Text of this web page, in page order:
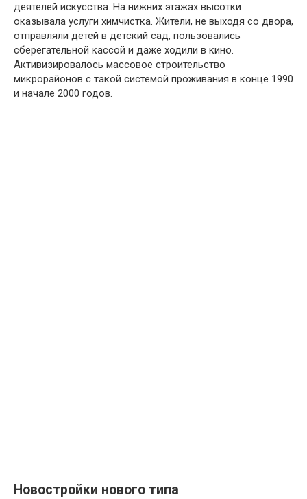
деятелей искусства. На нижних этажах высотки
оказывала услуги химчистка. Жители, не выходя со двора,
отправляли детей в детский сад, пользовались
сберегательной кассой и даже ходили в кино.
Активизировалось массовое строительство
микрорайонов с такой системой проживания в конце 1990
и начале 2000 годов.
Новостройки нового типа